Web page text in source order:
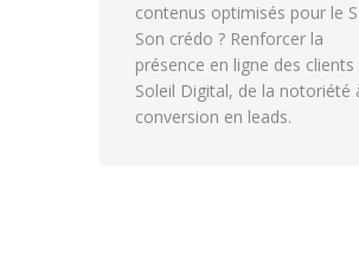
contenus optimisés pour le
Son crédo ? Renforcer la
présence en ligne des clients
Soleil Digital, de la notoriété
conversion en leads.